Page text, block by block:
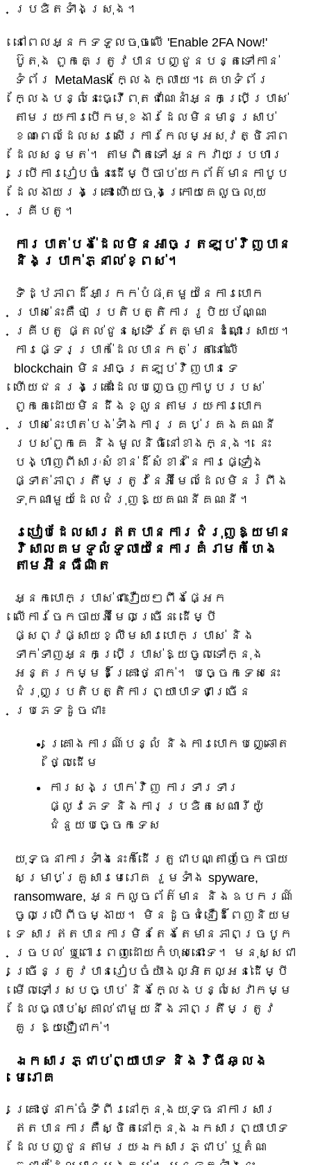
ប្រឌិតទាំងស្រុង។
នៅពេលអ្នកទទួលចុចលើ 'Enable 2FA Now!'
ប៊ូតុង ពួកគេត្រូវបានបញ្ជូនបន្តទៅកាន់
ទំព័រ MetaMask ក្លែងក្លាយ។ គេហទំព័រ
ក្លែងបន្លំនេះធ្វើពុតជាណែនាំអ្នកប្រើប្រាស់
តាមរយៈការបើកមុខងារដែលមិនមានស្រាប់
ខណៈពេលដែលសរសើរការកែលម្អសុវត្ថិភាព
ដែលសន្មត់។ តាមពិតទៅ អ្នកវាយប្រហារ
ប្រើការរៀបចំនេះដើម្បីចាប់យកព័ត៌មានកាបូប
ដែលងាយរងគ្រោះ ហើយចុងក្រោយគេលួចលុយ
គ្រីបតូ។
ការបាត់បង់ដែលមិនអាចត្រឡប់វិញបាន
និងប្រាក់ភ្នាល់ខ្ពស់។
ទិដ្ឋភាពដ៏អាក្រក់បំផុតមួយនៃការបោក
ប្រាស់នេះគឺថា ប្រតិបត្តិការរូបិយប័ណ្ណ
គ្រីបតូ ផ្តល់ជូនស្ទើរតែគ្មានដំណោះស្រាយ។
ការផ្ទេរប្រាក់ដែលបានកត់ត្រានៅលើ
blockchain មិនអាចត្រឡប់វិញបានទេ
ហើយជនរងគ្រោះដែលបញ្ចេញកាបូបរបស់
ពួកគេដោយមិនដឹងខ្លួនតាមរយៈការបោក
ប្រាស់នេះបាត់បង់ទាំងការគ្រប់គ្រងគណនី
របស់ពួកគេ និងមូលនិធិនៅខាងក្នុង។ នេះ
បង្ហាញពីសារៈសំខាន់ដ៏សំខាន់នៃការផ្ទៀង
ផ្ទាត់ភាពត្រឹមត្រូវនៃអ៊ីមែលដែលមិនរំពឹង
ទុកណាមួយដែលជំរុញឱ្យគណនីគណនី។
របៀបដែលសារឥតបានការជំរុញឱ្យមាន
វិសាលគមទូលំទូលាយនៃការគំរាមកំហែង
តាមអ៊ីនធឺណិត
អ្នកបោកប្រាស់ជារឿយៗពឹងផ្អែក
លើការចែកចាយអ៊ីមែលច្រើន ដើម្បី
ផ្សព្វផ្សាយខ្លឹមសារបោកប្រាស់ និង
ទាក់ទាញអ្នកប្រើប្រាស់ឱ្យចូលទៅក្នុង
អន្តរកម្មដ៏គ្រោះថ្នាក់។ បច្ចេកទេសនេះ
ជំរុញប្រតិបត្តិការព្យាបាទជាច្រើន
ប្រភេទដូចជា៖
គ្រោងការណ៍បន្លំ និងការបោកបញ្ឆោត
ថ្លៃដើម
ការសងប្រាក់វិញ ការទារទារ
ផ្លូវភេទ និងការប្រឌិតសេណារីយ៉ូ
ជំនួយបច្ចេកទេស
យុទ្ធនាការទាំងនេះក៏ដើរតួជាបណ្តាញចែកចាយ
សម្រាប់គ្រួសារមេរោគ រួមទាំង spyware,
ransomware, អ្នកលួចព័ត៌មាន និងឧបករណ៍
ចូលប្រើពីចម្ងាយ។ មិនដូចជំនឿដ៏ពេញនិយម
ទេ សារឥតបានការមិនតែងតែមានភាពច្របូក
ច្របល់ ឬពោរពេញដោយកំហុសនោះទេ។ មនុស្សជា
ច្រើនត្រូវបានរៀបចំយ៉ាងល្អិតល្អន់ដើម្បី
មើលទៅស្របច្បាប់ និងក្លែងបន្លំសេវាកម្ម
ដែលធ្លាប់ស្គាល់ជាមួយនឹងភាពត្រឹមត្រូវ
គួរឱ្យជឿជាក់។
ឯកសារភ្ជាប់ព្យាបាទ និងវិធីឆ្លង
មេរោគ
គ្រោះថ្នាក់ធំទីពីរនៅក្នុងយុទ្ធនាការសារ
ឥតបានការគឺស្ថិតនៅក្នុងឯកសារព្យាបាទ
ដែលបញ្ជូនតាមរយៈឯកសារភ្ជាប់ ឬតំណ